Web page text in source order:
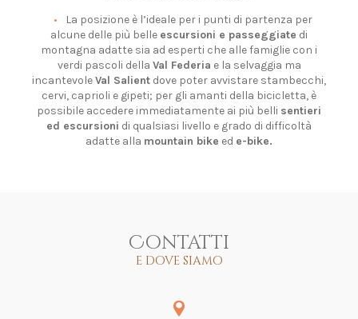
La posizione è l’ideale per i punti di partenza per
alcune delle più belle escursioni e passeggiate di
montagna adatte sia ad esperti che alle famiglie con i
verdi pascoli della Val Federia e la selvaggia ma
incantevoleVal Salient dove poter avvistare stambecchi,
cervi, caprioli e gipeti; per gli amanti della bicicletta, è
possibile accedere immediatamente ai più belli sentieri
ed escursioni di qualsiasi livello e grado di difficoltà
adatte alla mountain bike ed e-bike.
Contatti
e dove siamo